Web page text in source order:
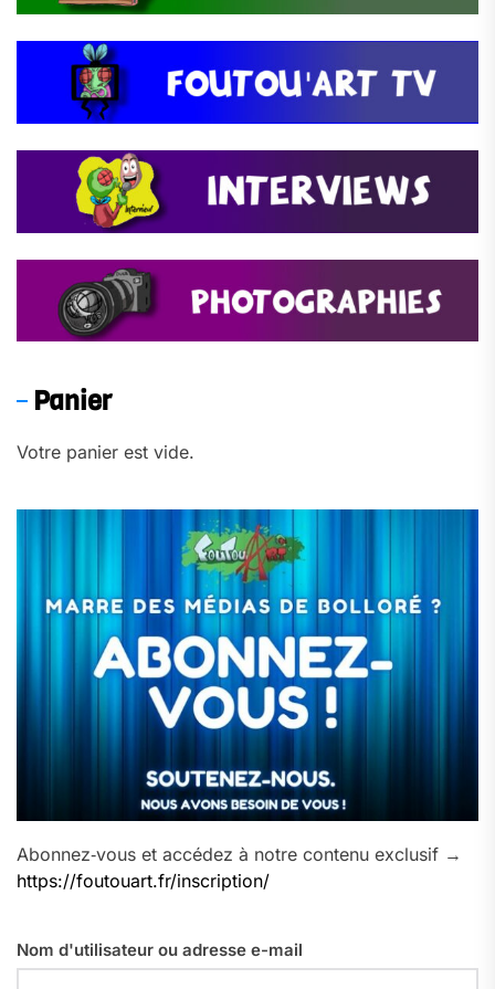
Panier
Votre panier est vide.
Abonnez‑vous et accédez à notre contenu exclusif →
https://foutouart.fr/inscription/
Nom d'utilisateur ou adresse e-mail